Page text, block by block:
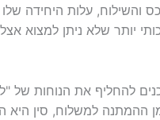
יותר שלא ניתן למצוא
להחליף את הנוחות של
למשלוח, סין היא